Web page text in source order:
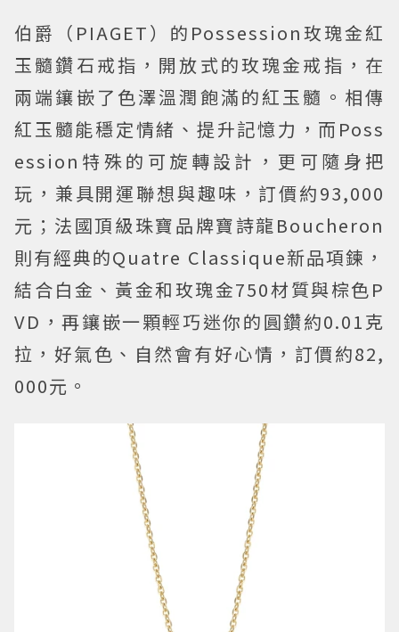
伯爵（PIAGET）的Possession玫瑰金紅
玉髓鑽石戒指，開放式的玫瑰金戒指，在
兩端鑲嵌了色澤溫潤飽滿的紅玉髓。相傳
紅玉髓能穩定情緒、提升記憶力，而Poss
ession特殊的可旋轉設計，更可隨身把
玩，兼具開運聯想與趣味，訂價約93,000
元；法國頂級珠寶品牌寶詩龍Boucheron
則有經典的Quatre Classique新品項鍊，
結合白金、黃金和玫瑰金750材質與棕色P
VD，再鑲嵌一顆輕巧迷你的圓鑽約0.01克
拉，好氣色、自然會有好心情，訂價約82,
000元。